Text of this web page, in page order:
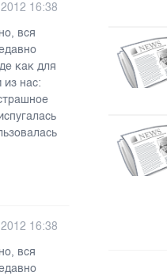
16:38
вся
как для
нас:
16:38
вся